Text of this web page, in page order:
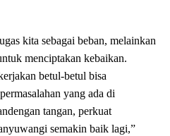
kita sebagai beban, melainkan
menciptakan kebaikan.
betul-betul bisa
yang ada di
tangan, perkuat
semakin baik lagi,”